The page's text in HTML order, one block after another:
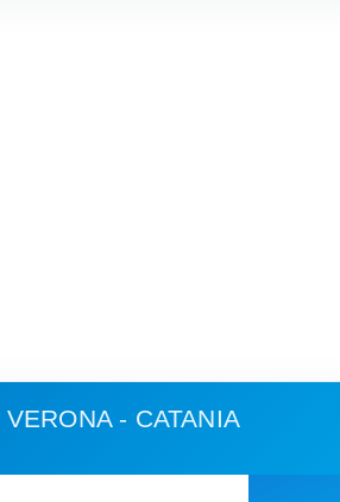
VERONA - CATANIA